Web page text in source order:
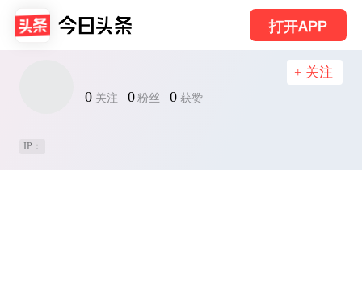
打开APP
0 关注 0 粉丝 0 获赞
+ 关注
IP：